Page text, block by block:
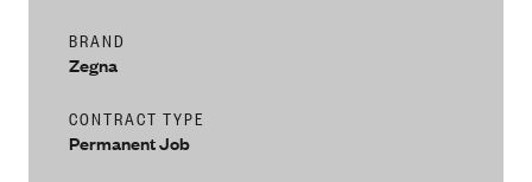
BRAND
Zegna
CONTRACT TYPE
Permanent Job